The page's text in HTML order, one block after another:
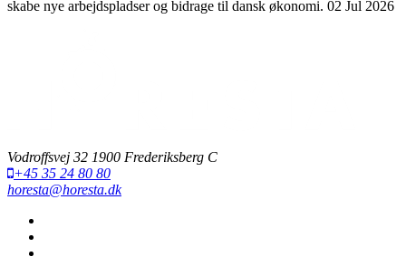
skabe nye arbejdspladser og bidrage til dansk økonomi. 02 Jul 2026
Vodroffsvej 32 1900 Frederiksberg C
+45 35 24 80 80
horesta@horesta.dk